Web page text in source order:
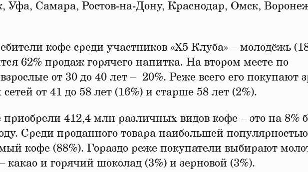
Уфа, Самара, Ростов-на-Дону, Краснодар, Омск,
кофе среди участников «X5 Клуба» – молодёжь
62% продаж горячего напитка. На втором месте по
от 30 до 40 лет – 20%. Реже всего его покупают
от 41 до 58 лет (16%) и старше 58 лет (2%).
приобрели 412,4 млн различных видов кофе – это на 8%
Среди проданного товара наибольшей популярностью
кофе (88%). Гораздо реже покупатели выбирают
какао и горячий шоколад (3%) и зерновой (3%).